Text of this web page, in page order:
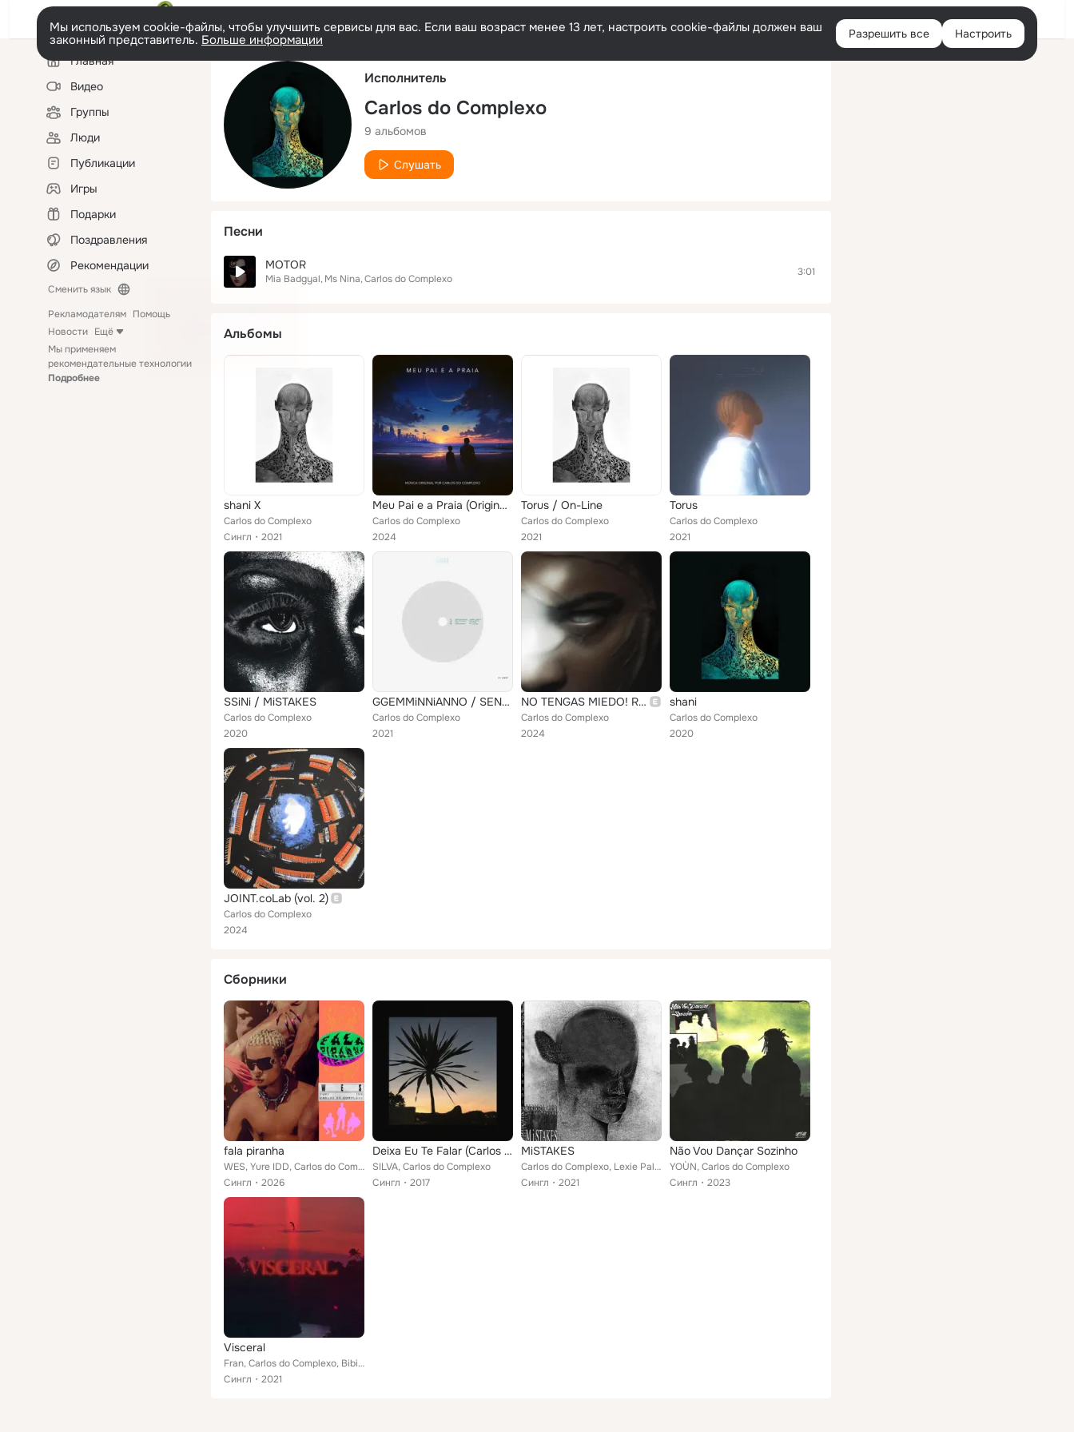
Русский Войти
Мы используем cookie-файлы, чтобы улучшить сервисы для вас. Если ваш возраст менее 13 лет, настроить cookie-файлы должен ваш
законный представитель. Больше информации Разрешить все Настроить
Левая
колонкаГлавная
Видео
Группы
Люди
Публикации
Игры
Подарки
Поздравления
Рекомендации
Сменить язык
Рекламодателям Помощь
Новости Ещё
Мы применяем
рекомендательные технологии
Подробнее
Исполнитель
Carlos do Complexo
9 альбомов
Слушать
Песни
MOTOR
Mia Badgyal Ms Nina Carlos do Complexo
3:01
Альбомы
shani X
Carlos do Complexo
Сингл
2021
Meu Pai e a Praia (Original Motion Picture Soundtrack)
Carlos do Complexo
2024
Torus / On-Line
Carlos do Complexo
2021
Torus
Carlos do Complexo
2021
SSiNi / MiSTAKES
Carlos do Complexo
2020
GGEMMiNNiANNO / SENTiNELESYS
Carlos do Complexo
2021
NO TENGAS MIEDO! REMiXEXS!
Carlos do Complexo
2024
shani
Carlos do Complexo
2020
JOINT.coLab (vol. 2)
Carlos do Complexo
2024
Сборники
fala piranha
WES, Yure IDD, Carlos do Complexo
Сингл
2026
Deixa Eu Te Falar (Carlos do Complexo Remix)
SILVA, Carlos do Complexo
Сингл
2017
MiSTAKES
Carlos do Complexo, Lexie Palms
Сингл
2021
Não Vou Dançar Sozinho
YOÙN, Carlos do Complexo
Сингл
2023
Visceral
Fran, Carlos do Complexo, Bibi Caetano
Сингл
2021